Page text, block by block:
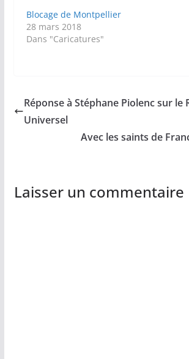
Blocage de Montpellier
28 mars 2018
Dans "Caricatures"
Réponse à Stéphane Piolenc sur le
Universel
Avec les saints de
Laisser un commentaire